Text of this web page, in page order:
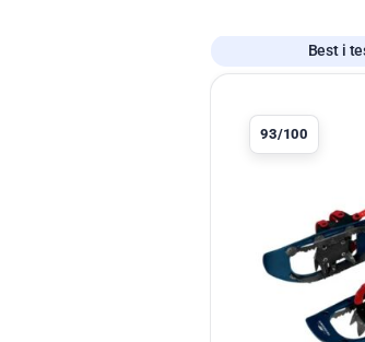
Produkt 1 av 10
Best i
93/100